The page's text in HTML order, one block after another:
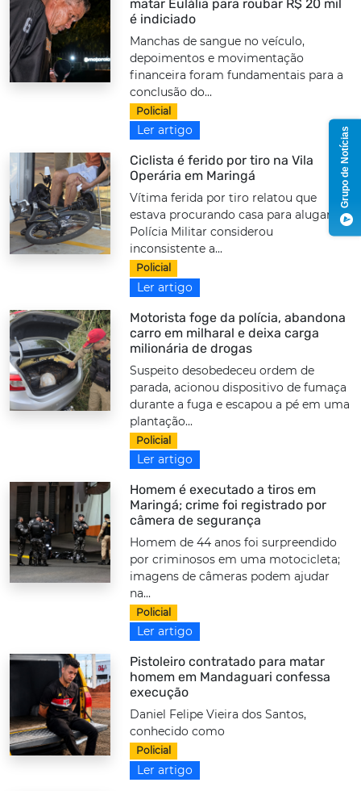
matar Eulália para roubar R$ 20 mil
é indiciado
Manchas de sangue no veículo,
depoimentos e movimentação
financeira foram fundamentais para a
conclusão do...
Policial
Ler artigo
Ciclista é ferido por tiro na Vila
Operária em Maringá
Vítima ferida por tiro relatou que
estava procurando casa para alugar.
Polícia Militar considerou
inconsistente a...
Policial
Ler artigo
Motorista foge da polícia, abandona
carro em milharal e deixa carga
milionária de drogas
Suspeito desobedeceu ordem de
parada, acionou dispositivo de fumaça
durante a fuga e escapou a pé em uma
plantação...
Policial
Ler artigo
Homem é executado a tiros em
Maringá; crime foi registrado por
câmera de segurança
Homem de 44 anos foi surpreendido
por criminosos em uma motocicleta;
imagens de câmeras podem ajudar
na...
Policial
Ler artigo
Pistoleiro contratado para matar
homem em Mandaguari confessa
execução
Daniel Felipe Vieira dos Santos,
conhecido como
Policial
Ler artigo
Grupo de Notícias